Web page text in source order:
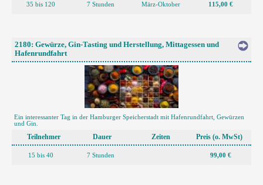
35 bis 120 7 Stunden März-Oktober 115,00 €
2180: Gewürze, Gin-Tasting und Herstellung, Mittagessen und
Hafenrundfahrt
Ein interessanter Tag in der Hamburger Speicherstadt mit Hafenrundfahrt, Gewürzen
und Gin.
Teilnehmer Dauer Zeiten Preis (o. MwSt)
15 bis 40 7 Stunden 99,00 €